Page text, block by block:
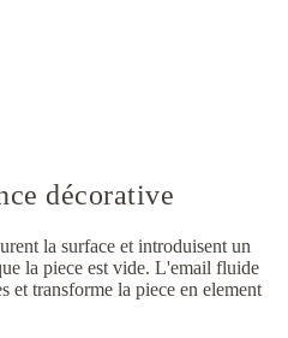
décorative
la surface et introduisent un
la piece est vide. L'email fluide
et transforme la piece en element